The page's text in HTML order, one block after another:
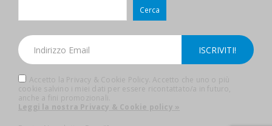
Cerca
Accetto la Privacy & Cookie Policy. Accetto che uno o più
cookie salvino i miei dati per essere ricontattato/a in futuro,
anche a fini promozionali.
Leggi la nostra Privacy & Cookie policy »